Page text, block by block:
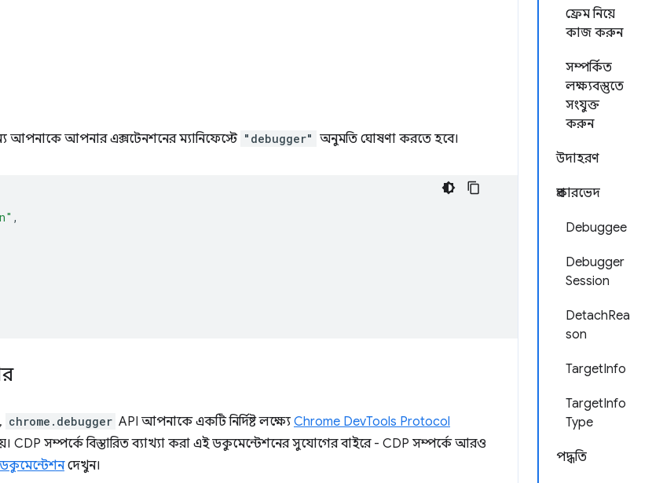
ফ্রেম নিয়ে
কাজ করুন
সম্পর্কিত
লক্ষ্যবস্তুতে
সংযুক্ত
করুন
উদাহরণ
প্রকারভেদ
Debuggee
Debugger
Session
DetachRea
son
TargetInfo
TargetInfo
Type
পদ্ধতি
আপনাকে আপনার এক্সটেনশনের ম্যানিফেস্টে "debugger" অনুমতি ঘোষণা করতে হবে।
,
chrome.debugger API আপনাকে একটি নির্দিষ্ট লক্ষ্যে Chrome DevTools Protocol
CDP সম্পর্কে বিস্তারিত ব্যাখ্যা করা এই ডকুমেন্টেশনের সুযোগের বাইরে - CDP সম্পর্কে আরও
দেখুন।